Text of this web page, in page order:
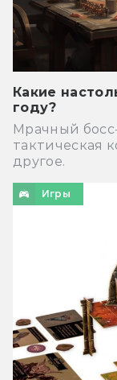
Какие
году?
Мрачный
тактическая
другое.
Игры